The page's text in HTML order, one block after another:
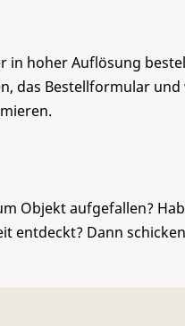
in hoher Auflösung
das Bestellformular
Objekt aufgefallen?
entdeckt? Dann